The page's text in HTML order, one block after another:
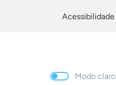
acessibilidade
Modo claro